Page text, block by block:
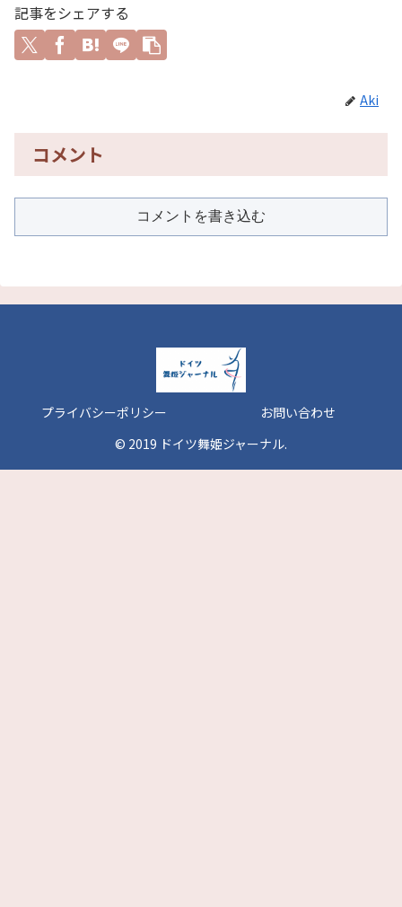
記事をシェアする
Aki
コメント
コメントを書き込む
プライバシーポリシー
お問い合わせ
© 2019 ドイツ舞姫ジャーナル.